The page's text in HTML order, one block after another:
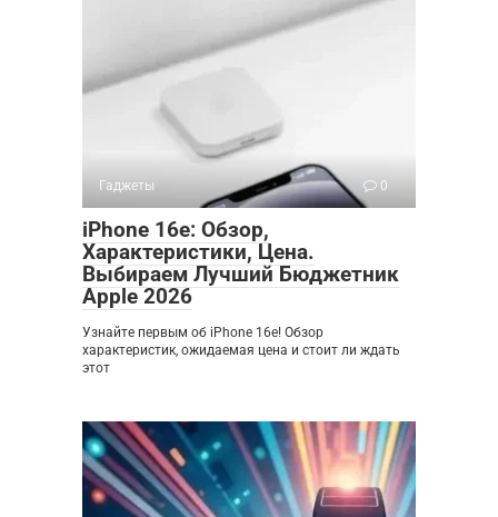
Гаджеты 0
iPhone 16e: Обзор,
Характеристики, Цена.
Выбираем Лучший Бюджетник
Apple 2026
Узнайте первым об iPhone 16e! Обзор
характеристик, ожидаемая цена и стоит ли ждать
этот